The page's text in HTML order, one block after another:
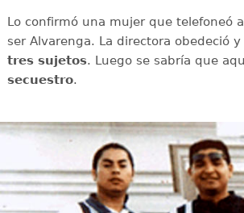
Lo confirmó una mujer que telefoneó
ser Alvarenga. La directora obedeció
tres sujetos. Luego se sabría que
secuestro.